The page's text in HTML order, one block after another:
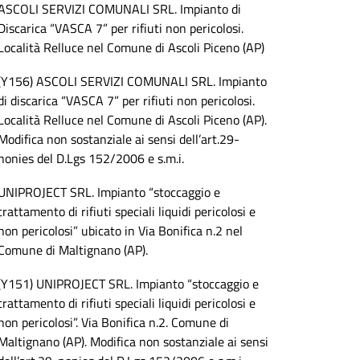
SERVIZI COMUNALI SRL. Impianto di
“VASCA 7” per rifiuti non pericolosi.
Relluce nel Comune di Ascoli Piceno (AP)
ASCOLI SERVIZI COMUNALI SRL. Impianto
discarica “VASCA 7” per rifiuti non pericolosi.
Relluce nel Comune di Ascoli Piceno (AP).
non sostanziale ai sensi dell’art.29-
del D.Lgs 152/2006 e s.m.i.
SRL. Impianto “stoccaggio e
di rifiuti speciali liquidi pericolosi e
pericolosi” ubicato in Via Bonifica n.2 nel
di Maltignano (AP).
UNIPROJECT SRL. Impianto “stoccaggio e
di rifiuti speciali liquidi pericolosi e
pericolosi”. Via Bonifica n.2. Comune di
(AP). Modifica non sostanziale ai sensi